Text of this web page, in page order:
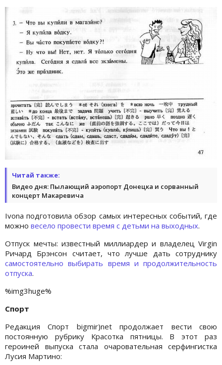
Читай также:
Видео дня: Пылающий аэропорт Донецка и сорванный
концерт Макаревича
Ivona подготовила обзор самых интересных событий, где
можно весело провести время с детьми на выходных.
Отпуск мечты: известный миллиардер и владелец Virgin
Ричард Брэнсон считает, что лучше дать сотруднику
самостоятельно выбирать время и продолжительность
отпуска.
%img3huge%
Спорт
Редакция Спорт bigmir)net продолжает вести свою
постоянную рубрику Красотка пятницы. В этот раз
героиней выпуска стала очаровательная серфингистка
Лусия Мартино: